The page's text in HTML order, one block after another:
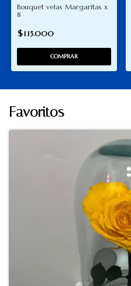
Bouquet velas Margaritas x
8
$115.000
Favoritos